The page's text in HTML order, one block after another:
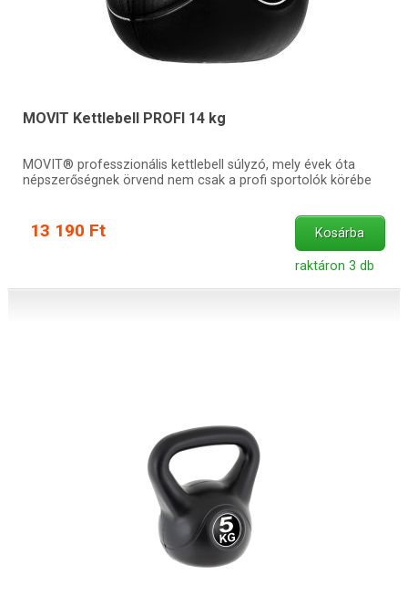
MOVIT Kettlebell PROFI 14 kg
MOVIT® professzionális kettlebell súlyzó, mely évek óta
népszerőségnek örvend nem csak a profi sportolók körébe
13 190 Ft Kosárba
raktáron 3 db